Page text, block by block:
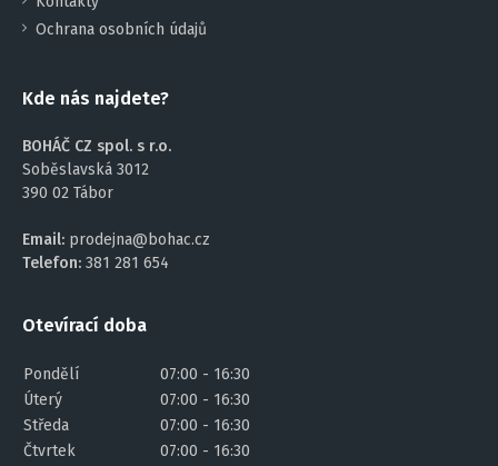
Ochrana osobních údajů
Kde nás najdete?
BOHÁČ CZ spol. s r.o.
Soběslavská 3012
390 02 Tábor
Email: prodejna@bohac.cz
Telefon: 381 281 654
Otevírací doba
Pondělí
07:00 - 16:30
Úterý
07:00 - 16:30
Středa
07:00 - 16:30
Čtvrtek
07:00 - 16:30